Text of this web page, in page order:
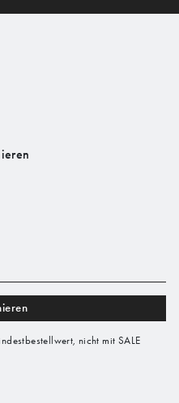
nicht mit SALE